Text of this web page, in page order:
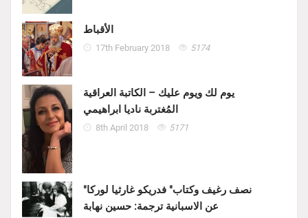
الأقباط
17th February 2018 5174
يوم لك ويوم عليك – الكاتبة العراقية
المُغتربة ناديا ابراهيمي
8th April 2018 5171
"نصف رغيف وكتاب" فدريكو غارثيا لوركا
عن الاسبانية ترجمة: حسين نهابة